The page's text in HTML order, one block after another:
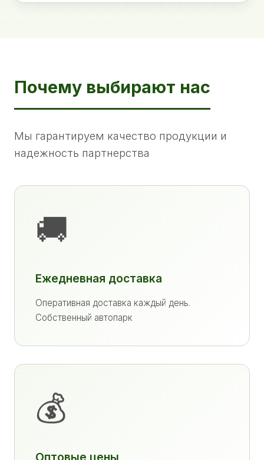
Почему выбирают нас
Мы гарантируем качество продукции и
надежность партнерства
🚚
Ежедневная доставка
Оперативная доставка каждый день.
Собственный автопарк
💰
Оптовые цены